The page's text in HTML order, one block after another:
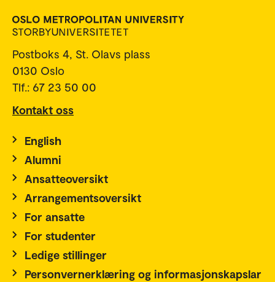
Postboks 4, St. Olavs plass
0130 Oslo
Tlf.: 67 23 50 00
Kontakt oss
English
Alumni
Ansatteoversikt
Arrangementsoversikt
For ansatte
For studenter
Ledige stillinger
Personvernerklæring og informasjonskapslar